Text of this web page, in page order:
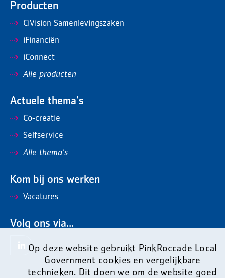
Op deze website gebruikt PinkRoccade Local
Government cookies en vergelijkbare
technieken. Dit doen we om de website goed
Producten
CiVision Samenlevingszaken
iFinanciën
iConnect
Alle producten
Actuele thema's
Co-creatie
Selfservice
Alle thema's
Kom bij ons werken
Vacatures
Volg ons via...